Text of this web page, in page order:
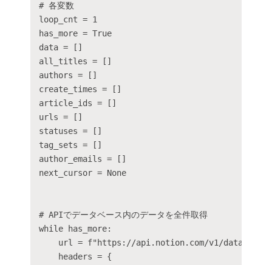
# 各変数
loop_cnt = 1
has_more = True
data = []
all_titles = []
authors = []
create_times = []
article_ids = []
urls = []
statuses = []
tag_sets = []
author_emails = []
next_cursor = None
# APIでデータベース内のデータを全件取得
while has_more:
url = f"https://api.notion.com/v1/
    headers = {